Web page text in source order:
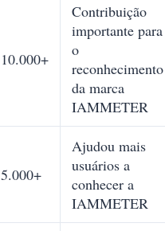
10.000+
Contribuição
importante para
o
reconhecimento
da marca
IAMMETER
5.000+
Ajudou mais
usuários a
conhecer a
IAMMETER